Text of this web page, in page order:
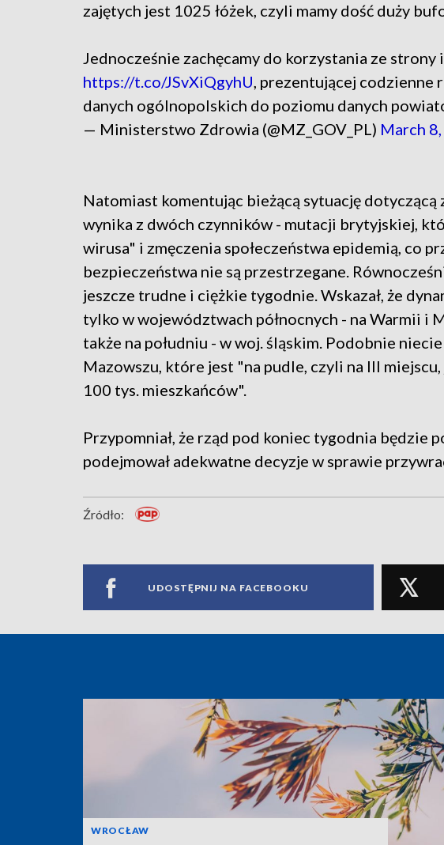
zajętych jest 1025 łóżek, czyli mamy dość duży
Jednocześnie zachęcamy do korzystania ze
https://t.co/JSvXiQgyhU, prezentującej codzienne
danych ogólnopolskich do poziomu danych
— Ministerstwo Zdrowia (@MZ_GOV_PL) March
Natomiast komentując bieżącą sytuację dotyczącą
wynika z dwóch czynników - mutacji brytyjskiej,
wirusa" i zmęczenia społeczeństwa epidemią, co
bezpieczeństwa nie są przestrzegane.
jeszcze trudne i ciężkie tygodnie. Wskazał, że
tylko w województwach północnych - na Warmii i
także na południu - w woj. śląskim. Podobnie
Mazowszu, które jest "na pudle, czyli na III
100 tys. mieszkańców".
Przypomniał, że rząd pod koniec tygodnia będzie
podejmował adekwatne decyzje w sprawie
Źródło:
UDOSTĘPNIJ NA FACEBOOKU
WROCŁAW